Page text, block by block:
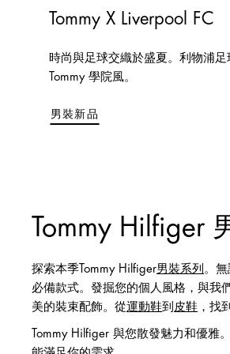
Tommy X Liverpool FC
時尚與足球交織於盛夏。利物浦
Tommy 學院風。
男裝新品
Tommy Hilfiger
探索本季Tommy Hilfiger男裝系列 。
必備款式。發掘您的個人風格，與我
美的裝束配飾。從運動鞋到 皮鞋 ，找
Tommy Hilfiger 與您散發魅力和優雅